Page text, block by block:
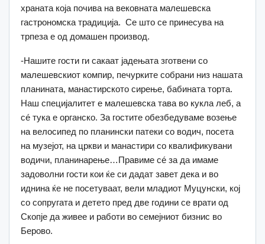
храната која почива на вековната малешевска
гастрономска традиција. Се што се принесува на
трпеза е од домашен производ.
-Нашите гости ги сакаат јадењата зготвени со
малешевскиот компир, печурките собрани низ нашата
планината, манастирското сирење, бабината торта.
Наш специјалитет е малешевска тава во кукла леб, а
сé тука е органско. За гостите обезбедуваме возење
на велосипед по планински патеки со водич, посета
на музејот, на цркви и манастири со квалификувани
водичи, планинарење…Правиме сé за да имаме
задоволни гости кои ќе си дадат завет дека и во
иднина ќе не посетуваат, вели младиот Муцунски, кој
со сопругата и детето пред две години се врати од
Скопје да живее и работи во семејниот бизнис во
Берово.